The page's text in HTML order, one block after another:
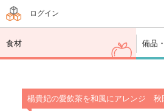
ログイン
食材 備品
楊貴妃の愛飲茶を和風にアレンジ 秋